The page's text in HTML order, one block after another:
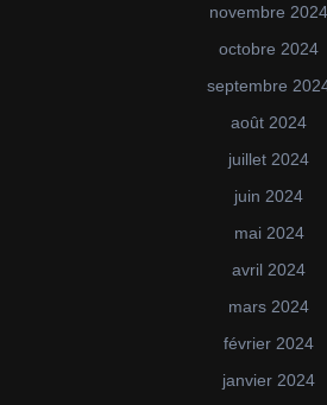
novembre 2024
octobre 2024
septembre
août 2024
juillet 2024
juin 2024
mai 2024
avril 2024
mars 2024
février 2024
janvier 2024